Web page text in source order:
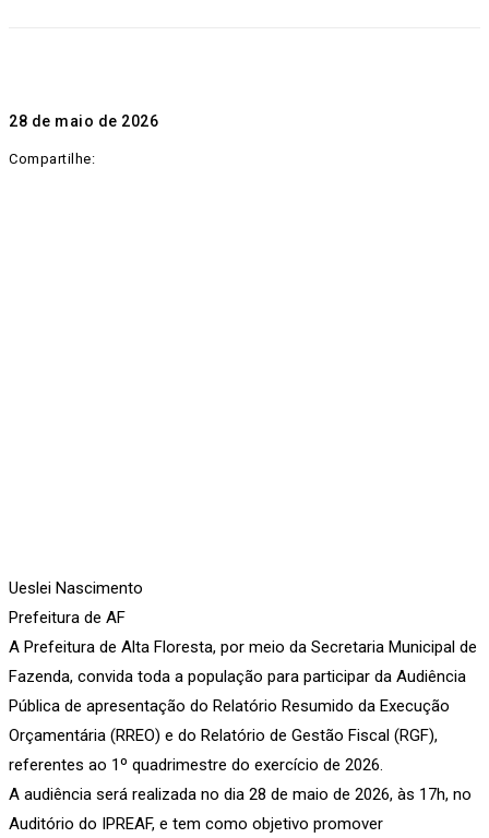
28 de maio de 2026
Compartilhe:
Ueslei Nascimento
Prefeitura de AF
A Prefeitura de Alta Floresta, por meio da Secretaria Municipal de
Fazenda, convida toda a população para participar da Audiência
Pública de apresentação do Relatório Resumido da Execução
Orçamentária (RREO) e do Relatório de Gestão Fiscal (RGF),
referentes ao 1º quadrimestre do exercício de 2026.
A audiência será realizada no dia 28 de maio de 2026, às 17h, no
Auditório do IPREAF, e tem como objetivo promover